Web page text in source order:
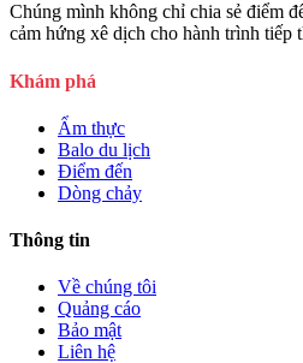
Chúng mình không chỉ chia sẻ điểm
cảm hứng xê dịch cho hành trình tiếp
Khám phá
Ẩm thực
Balo du lịch
Điểm đến
Dòng chảy
Thông tin
Về chúng tôi
Quảng cáo
Bảo mật
Liên hệ